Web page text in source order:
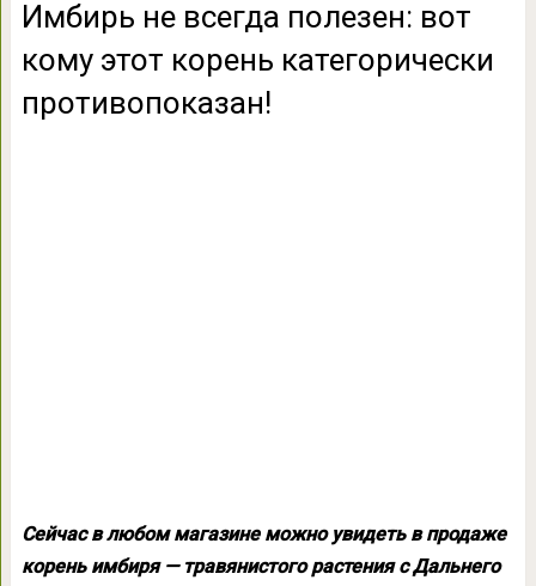
Имбирь не всегда полезен: вот
кому этот корень категорически
противопоказан!
Сейчас в любом магазине можно увидеть в продаже
корень имбиря — травянистого растения с Дальнего